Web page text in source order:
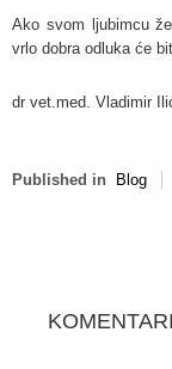
Ako svom ljubimcu
vrlo dobra odluka će
dr vet.med. Vladimir
Published in Blog
KOMENTARI